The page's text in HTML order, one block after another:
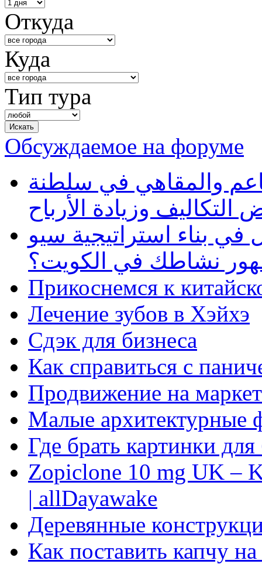
Откуда
Куда
Тип тура
Обсуждаемое на форуме
والمقاهي في سلطنة
وزيادة الأرباح
بناء استراتيجية سيو
نشاطك في الكويت؟
Прикоснемся к
Лечение зубов в Хэйхэ
Сдэк для бизнеса
Как справиться с
Продвижение на
Малые архитектурные
Где брать картинки
Zopiclone 10 mg UK –
| allDayawake
Деревянные
Как поставить капчу